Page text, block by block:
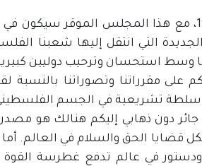
لم يدر بخلدي قط أن لقائي الثاني، منذ عام 1974، مع هذا
التي انتقل إليها شعبنا
وسط استحسان وترحيب دوليين
على مقرراتنا وتصوراتنا بالنسبة
تشريعية في الجسم
دون ذهابي إليكم هنالك هو مصدر
قضايا الحق والسلام في العالم.
في عالم تدفع غطرسة القوة